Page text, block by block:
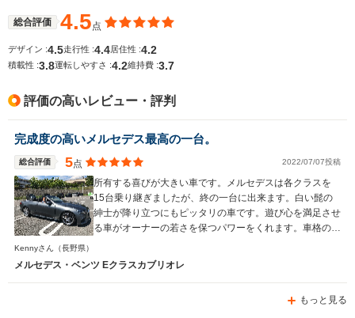
総合評価 4.5点
デザイン :4.5走行性 :4.4居住性 :4.2
積載性 :3.8運転しやすさ :4.2維持費 :3.7
評価の高いレビュー・評判
完成度の高いメルセデス最高の一台。
総合評価 5点 2022/07/07投稿
所有する喜びが大きい車です。メルセデスは各クラスを
15台乗り継ぎましたが、終の一台に出来ます。白い髭の
紳士が降り立つにもピッタリの車です。遊び心を満足させ
る車がオーナーの若さを保つパワーをくれます。車格の高
ません。車選びに迷ったらこれが正解です。
Kennyさん （長野県）
メルセデス・ベンツ Eクラスカブリオレ
もっと見る